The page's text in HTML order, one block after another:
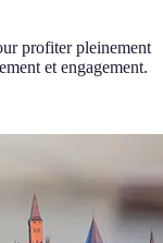
profiter pleinement
et engagement.